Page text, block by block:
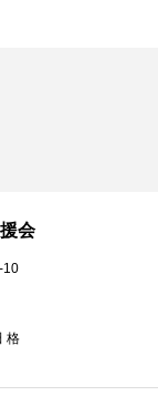
会
10
格